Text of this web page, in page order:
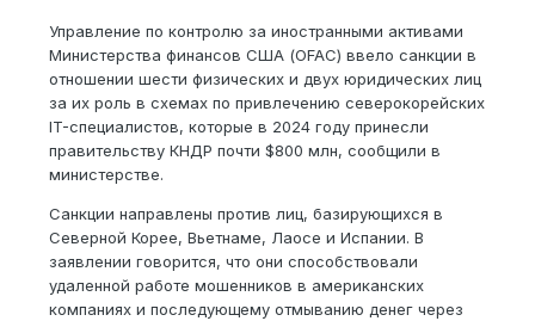
Управление по контролю за иностранными активами
Министерства финансов США (OFAC) ввело санкции в
отношении шести физических и двух юридических лиц
за их роль в схемах по привлечению северокорейских
IT-специалистов, которые в 2024 году принесли
правительству КНДР почти $800 млн, сообщили в
министерстве.
Санкции направлены против лиц, базирующихся в
Северной Корее, Вьетнаме, Лаосе и Испании. В
заявлении говорится, что они способствовали
удаленной работе мошенников в американских
компаниях и последующему отмыванию денег через